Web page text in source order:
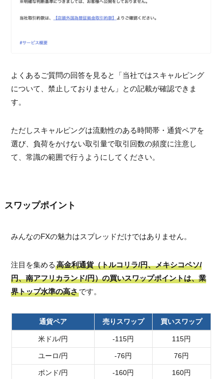
よくあるご質問の回答を見ると「当社ではスキャルピング
について、禁止しておりません」との記載が確認できま
す。
ただしスキャルピングは流動性のある時間帯・通貨ペアを
選び、負荷をかけない取引量で取引回数の頻度に注意し
て、常識の範囲で行うようにしてください。
スワップポイント
みんなのFXの魅力はスプレッドだけではありません。
注目を集める高金利通貨（トルコリラ/円、メキシコペソ/
円、南アフリカランド/円）の買いスワップポイントは、業
界トップ水準の高さです。
通貨ペア 売りスワップ 買いスワップ
米ドル/円 -115円 115円
ユーロ/円 -76円 76円
ポンド/円 -160円 160円